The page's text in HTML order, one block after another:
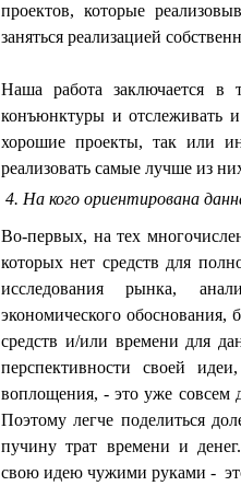
проектов, которые
заняться реализацией
Наша работа заключается
конъюнктуры и отслеживать
хорошие проекты, так или
реализовать самые лучше из
4. На кого ориентирована
Во-первых, на тех
которых нет средств для
исследования рынка,
экономического обоснования,
средств и/или времени для
перспективности своей
воплощения, - это уже совсем
Поэтому легче поделиться
пучину трат времени и
свою идею чужими руками -